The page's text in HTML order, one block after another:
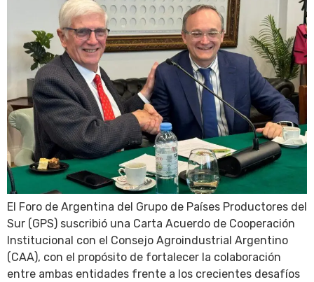
El Foro de Argentina del Grupo de Países Productores del
Sur (GPS) suscribió una Carta Acuerdo de Cooperación
Institucional con el Consejo Agroindustrial Argentino
(CAA), con el propósito de fortalecer la colaboración
entre ambas entidades frente a los crecientes desafíos